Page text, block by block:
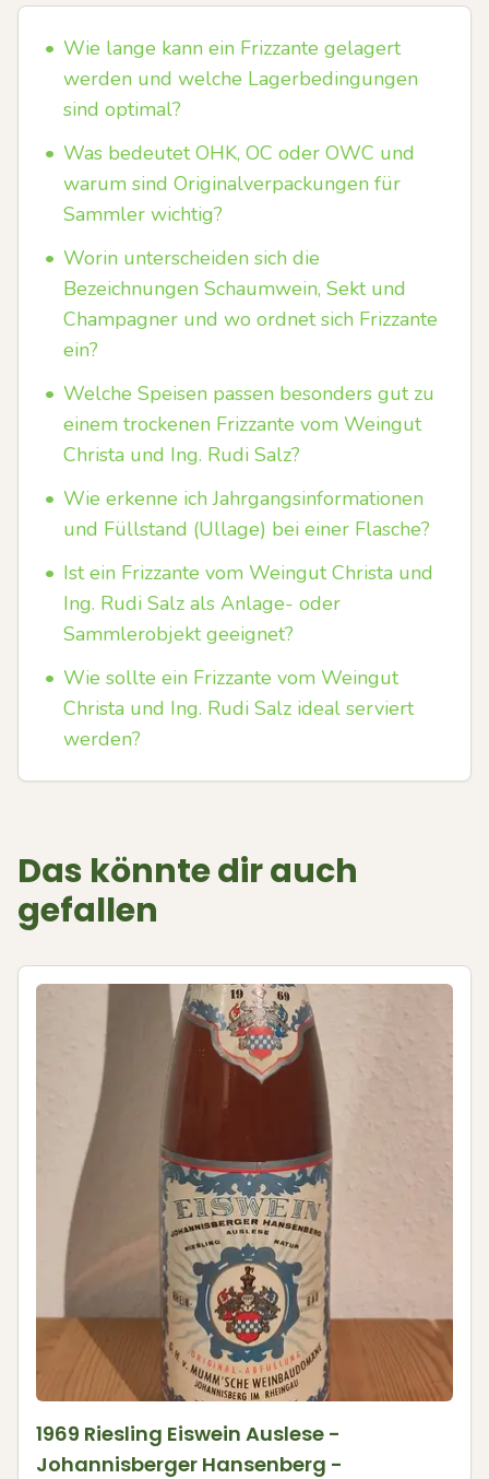
• Wie lange kann ein Frizzante gelagert
werden und welche Lagerbedingungen
sind optimal?
• Was bedeutet OHK, OC oder OWC und
warum sind Originalverpackungen für
Sammler wichtig?
• Worin unterscheiden sich die
Bezeichnungen Schaumwein, Sekt und
Champagner und wo ordnet sich Frizzante
ein?
• Welche Speisen passen besonders gut zu
einem trockenen Frizzante vom Weingut
Christa und Ing. Rudi Salz?
• Wie erkenne ich Jahrgangsinformationen
und Füllstand (Ullage) bei einer Flasche?
• Ist ein Frizzante vom Weingut Christa und
Ing. Rudi Salz als Anlage- oder
Sammlerobjekt geeignet?
• Wie sollte ein Frizzante vom Weingut
Christa und Ing. Rudi Salz ideal serviert
werden?
Das könnte dir auch
gefallen
1969 Riesling Eiswein Auslese -
Johannisberger Hansenberg -